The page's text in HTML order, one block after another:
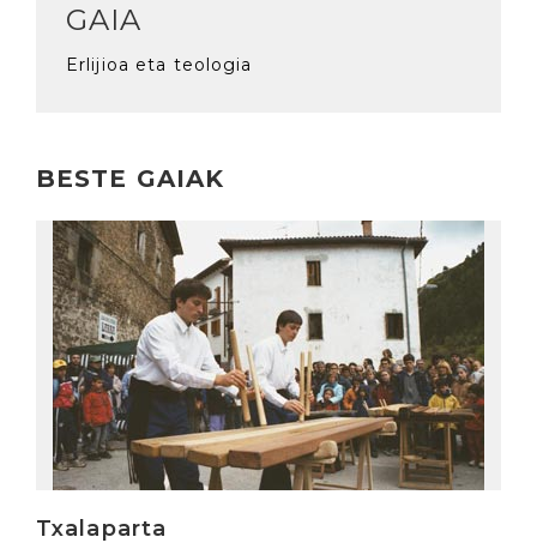
GAIA
Erlijioa eta teologia
BESTE GAIAK
Txalaparta
Irakurri